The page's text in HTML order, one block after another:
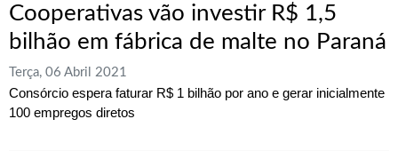
Cooperativas vão investir R$ 1,5
bilhão em fábrica de malte no Paraná
Terça, 06 Abril 2021
Consórcio espera faturar R$ 1 bilhão por ano e gerar inicialmente
100 empregos diretos